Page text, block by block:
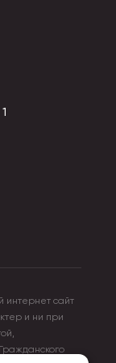
сайт
и ни при